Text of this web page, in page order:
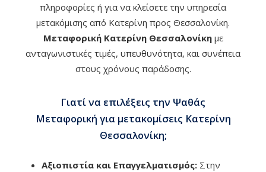
πληροφορίες ή για να κλείσετε την υπηρεσία
μετακόμισης από Κατερίνη προς Θεσσαλονίκη.
Μεταφορική Κατερίνη Θεσσαλονίκημε
ανταγωνιστικές τιμές, υπευθυνότητα, και συνέπεια
στους χρόνους παράδοσης.
Γιατί να επιλέξεις την Ψαθάς
Μεταφορική για μετακομίσεις Κατερίνη
Θεσσαλονίκη;
Αξιοπιστία και Επαγγελματισμός: Στην